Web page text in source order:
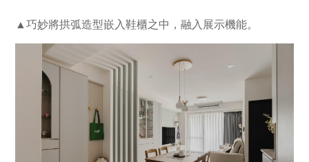
▲巧妙將拱弧造型嵌入鞋櫃之中，融入展示機能。